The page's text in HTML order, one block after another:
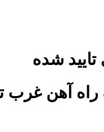
تایید شده
راه آهن غرب